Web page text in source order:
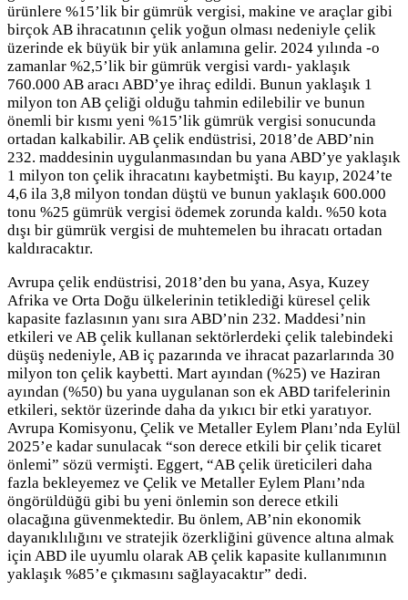
ürünlere %15’lik bir gümrük vergisi, makine ve araçlar gibi
birçok AB ihracatının çelik yoğun olması nedeniyle çelik
üzerinde ek büyük bir yük anlamına gelir. 2024 yılında -o
zamanlar %2,5’lik bir gümrük vergisi vardı- yaklaşık
760.000 AB aracı ABD’ye ihraç edildi. Bunun yaklaşık 1
milyon ton AB çeliği olduğu tahmin edilebilir ve bunun
önemli bir kısmı yeni %15’lik gümrük vergisi sonucunda
ortadan kalkabilir. AB çelik endüstrisi, 2018’de ABD’nin
232. maddesinin uygulanmasından bu yana ABD’ye yaklaşık
1 milyon ton çelik ihracatını kaybetmişti. Bu kayıp, 2024’te
4,6 ila 3,8 milyon tondan düştü ve bunun yaklaşık 600.000
tonu %25 gümrük vergisi ödemek zorunda kaldı. %50 kota
dışı bir gümrük vergisi de muhtemelen bu ihracatı ortadan
kaldıracaktır.
Avrupa çelik endüstrisi, 2018’den bu yana, Asya, Kuzey
Afrika ve Orta Doğu ülkelerinin tetiklediği küresel çelik
kapasite fazlasının yanı sıra ABD’nin 232. Maddesi’nin
etkileri ve AB çelik kullanan sektörlerdeki çelik talebindeki
düşüş nedeniyle, AB iç pazarında ve ihracat pazarlarında 30
milyon ton çelik kaybetti. Mart ayından (%25) ve Haziran
ayından (%50) bu yana uygulanan son ek ABD tarifelerinin
etkileri, sektör üzerinde daha da yıkıcı bir etki yaratıyor.
Avrupa Komisyonu, Çelik ve Metaller Eylem Planı’nda Eylül
2025’e kadar sunulacak “son derece etkili bir çelik ticaret
önlemi” sözü vermişti. Eggert, “AB çelik üreticileri daha
fazla bekleyemez ve Çelik ve Metaller Eylem Planı’nda
öngörüldüğü gibi bu yeni önlemin son derece etkili
olacağına güvenmektedir. Bu önlem, AB’nin ekonomik
dayanıklılığını ve stratejik özerkliğini güvence altına almak
için ABD ile uyumlu olarak AB çelik kapasite kullanımının
yaklaşık %85’e çıkmasını sağlayacaktır” dedi.